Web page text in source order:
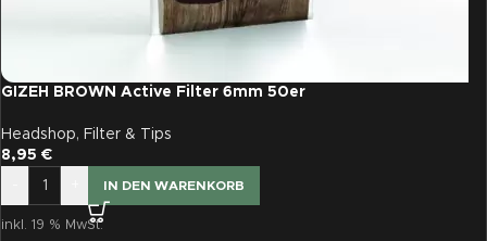
GIZEH BROWN Active Filter 6mm 50er
Headshop, Filter & Tips
8,95 €
IN DEN WARENKORB
inkl. 19 % MwSt.